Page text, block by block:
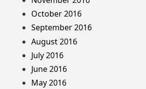
October 2016
September 2016
August 2016
July 2016
June 2016
May 2016